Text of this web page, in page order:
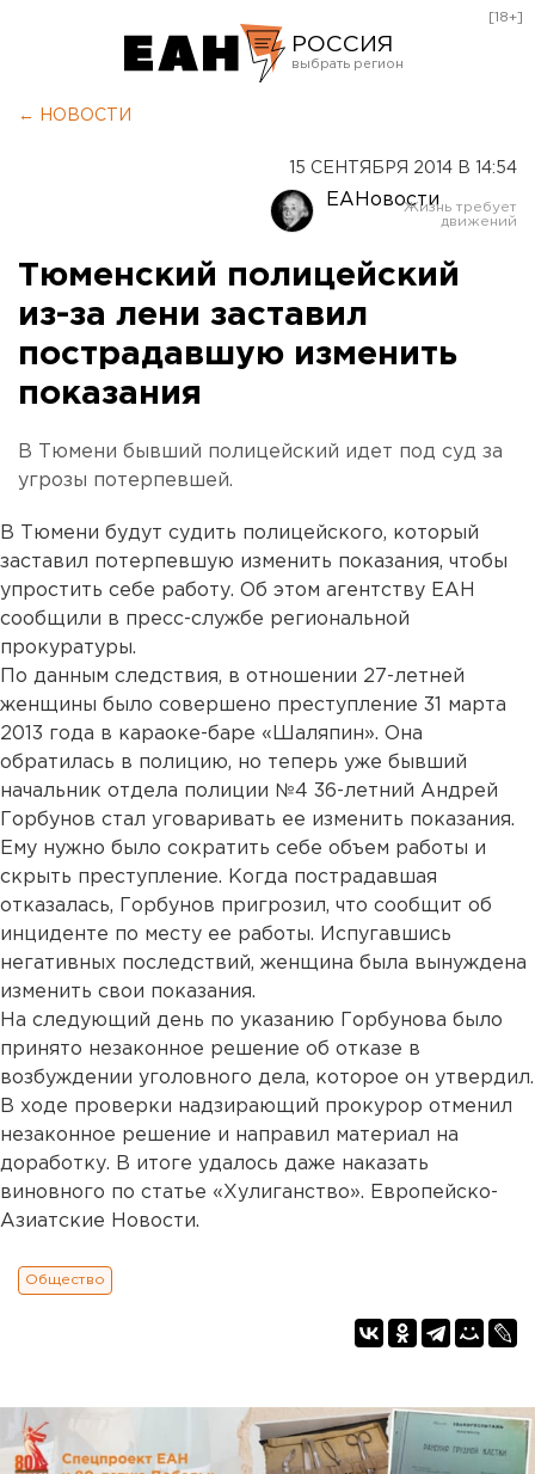
РОССИЯ
Оренбург
[18+]
← НОВОСТИ
15 СЕНТЯБРЯ 2014 В 14:54
ЕАНовости
Тюменский полицейский
из-за лени заставил
пострадавшую изменить
показания
В Тюмени бывший полицейский идет под суд за
угрозы потерпевшей.
В Тюмени будут судить полицейского, который
заставил потерпевшую изменить показания, чтобы
упростить себе работу. Об этом агентству ЕАН
сообщили в пресс-службе региональной
прокуратуры.
По данным следствия, в отношении 27-летней
женщины было совершено преступление 31 марта
2013 года в караоке-баре «Шаляпин». Она
обратилась в полицию, но теперь уже бывший
начальник отдела полиции №4 36-летний Андрей
Горбунов стал уговаривать ее изменить показания.
Ему нужно было сократить себе объем работы и
скрыть преступление. Когда пострадавшая
отказалась, Горбунов пригрозил, что сообщит об
инциденте по месту ее работы. Испугавшись
негативных последствий, женщина была вынуждена
изменить свои показания.
На следующий день по указанию Горбунова было
принято незаконное решение об отказе в
возбуждении уголовного дела, которое он утвердил.
В ходе проверки надзирающий прокурор отменил
незаконное решение и направил материал на
доработку. В итоге удалось даже наказать
виновного по статье «Хулиганство». Европейско-
Азиатские Новости.
Общество